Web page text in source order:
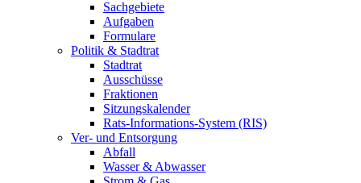
Sachgebiete
Aufgaben
Formulare
Politik & Stadtrat
Stadtrat
Ausschüsse
Fraktionen
Sitzungskalender
Rats-Informations-System (RIS)
Ver- und Entsorgung
Abfall
Wasser & Abwasser